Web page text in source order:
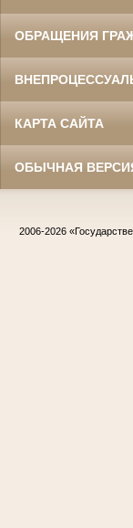
ОБРАЩЕНИЯ
КАРТА САЙТА
ОБЫЧНАЯ
2006-2026